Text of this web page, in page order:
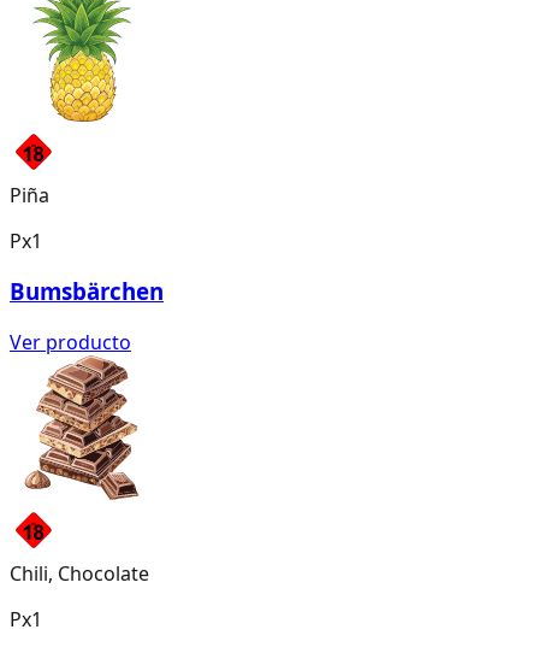
Piña
Px1
Bumsbärchen
Ver producto
Chili, Chocolate
Px1